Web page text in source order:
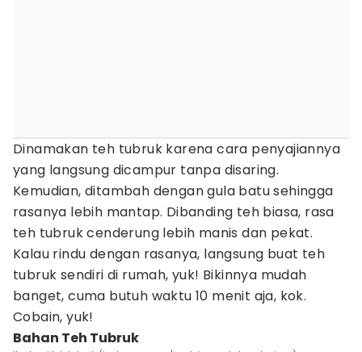
Dinamakan teh tubruk karena cara penyajiannya
yang langsung dicampur tanpa disaring.
Kemudian, ditambah dengan gula batu sehingga
rasanya lebih mantap. Dibanding teh biasa, rasa
teh tubruk cenderung lebih manis dan pekat.
Kalau rindu dengan rasanya, langsung buat teh
tubruk sendiri di rumah, yuk! Bikinnya mudah
banget, cuma butuh waktu 10 menit aja, kok.
Cobain, yuk!
Bahan Teh Tubruk